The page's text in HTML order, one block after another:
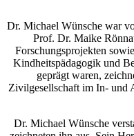
Dr. Michael Wünsche war
Prof. Dr. Maike
Forschungsprojekten
Kindheitspädagogik und
geprägt waren,
Zivilgesellschaft im In- und
Dr. Michael Wünsche